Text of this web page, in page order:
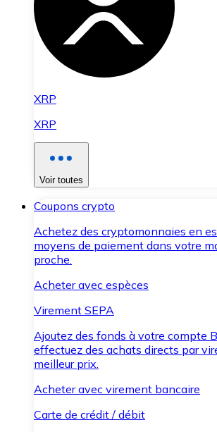
XRP
XRP
Voir toutes
Coupons crypto
Achetez des cryptomonnaies en
moyens de paiement dans votre
proche.
Acheter avec espèces
Virement SEPA
Ajoutez des fonds à votre compte
effectuez des achats directs par
meilleur prix.
Acheter avec virement bancaire
Carte de crédit / débit